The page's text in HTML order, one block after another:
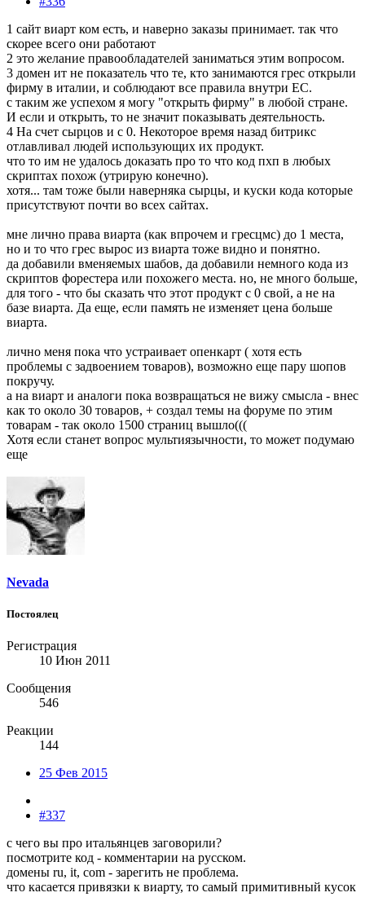
1 сайт виарт ком есть, и наверно заказы принимает. так что
скорее всего они работают
2 это желание правообладателей заниматься этим вопросом.
3 домен ит не показатель что те, кто занимаются грес открыли
фирму в италии, и соблюдают все правила внутри ЕС.
с таким же успехом я могу "открыть фирму" в любой стране.
И если и открыть, то не значит показывать деятельность.
4 На счет сырцов и с 0. Некоторое время назад битрикс
отлавливал людей использующих их продукт.
что то им не удалось доказать про то что код пхп в любых
скриптах похож (утрирую конечно).
хотя... там тоже были наверняка сырцы, и куски кода которые
присутствуют почти во всех сайтах.
мне лично права виарта (как впрочем и гресцмс) до 1 места,
но и то что грес вырос из виарта тоже видно и понятно.
да добавили вменяемых шабов, да добавили немного кода из
скриптов форестера или похожего места. но, не много больше,
для того - что бы сказать что этот продукт с 0 свой, а не на
базе виарта. Да еще, если память не изменяет цена больше
виарта.
лично меня пока что устраивает опенкарт ( хотя есть
проблемы с задвоением товаров), возможно еще пару шопов
покручу.
а на виарт и аналоги пока возвращаться не вижу смысла - внес
как то около 30 товаров, + создал темы на форуме по этим
товарам - так около 1500 страниц вышло(((
Хотя если станет вопрос мультиязычности, то может подумаю
еще
Nevada
Постоялец
Регистрация
10 Июн 2011
Сообщения
546
Реакции
144
25 Фев 2015
#337
с чего вы про итальянцев заговорили?
посмотрите код - комментарии на русском.
домены ru, it, com - зарегить не проблема.
что касается привязки к виарту, то самый примитивный кусок